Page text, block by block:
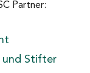
Partner:
und Stifter